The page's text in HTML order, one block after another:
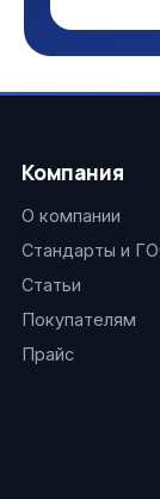
Компания
О компании
Стандарты и
Статьи
Покупателям
Прайс